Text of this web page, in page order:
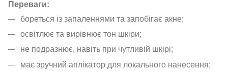
Переваги:
бореться із запаленнями та запобігає акне;
освітлює та вирівнює тон шкіри;
не подразнює, навіть при чутливій шкірі;
має зручний аплікатор для локального нанесення;